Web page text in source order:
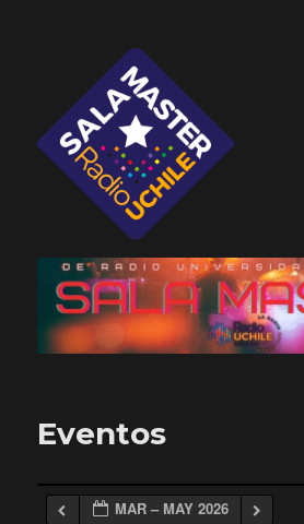
Sala Master
Eventos
MAR – MAY 2026